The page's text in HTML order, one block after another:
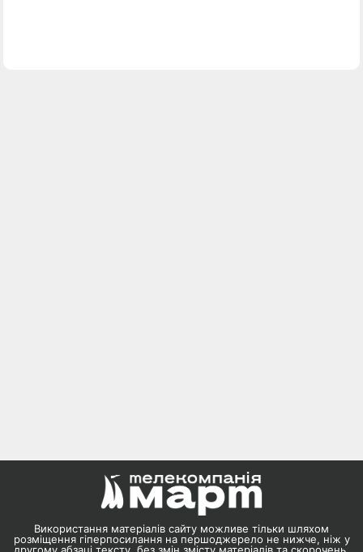
Використання матеріалів сайту можливе тільки шляхом
розміщення гіперпосилання на першоджерело не нижче, ніж у
другому абзаці тексту, без змін змісту матеріалів та скорочень.